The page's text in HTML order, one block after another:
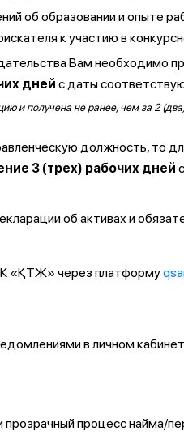
об образовании и опыте
к участию в
Вам необходимо
дней с даты
и получена не ранее, чем за 2
должность, то
3 (трех) рабочих дней
об активах и
«ҚТЖ» через платформу
в личном
процесс найма/